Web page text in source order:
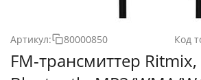
Артикул: 80000850 Код
FM-трансмиттер